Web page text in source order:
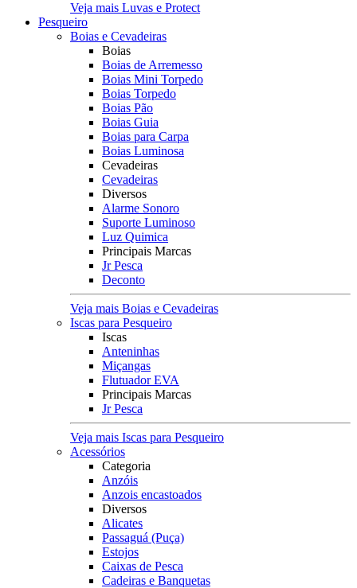
Veja mais Luvas e Protect
Pesqueiro
Boias e Cevadeiras
Boias
Boias de Arremesso
Boias Mini Torpedo
Boias Torpedo
Boias Pão
Boias Guia
Boias para Carpa
Boias Luminosa
Cevadeiras
Cevadeiras
Diversos
Alarme Sonoro
Suporte Luminoso
Luz Quimica
Principais Marcas
Jr Pesca
Deconto
Veja mais Boias e Cevadeiras
Iscas para Pesqueiro
Iscas
Anteninhas
Miçangas
Flutuador EVA
Principais Marcas
Jr Pesca
Veja mais Iscas para Pesqueiro
Acessórios
Categoria
Anzóis
Anzois encastoados
Diversos
Alicates
Passaguá (Puça)
Estojos
Caixas de Pesca
Cadeiras e Banquetas